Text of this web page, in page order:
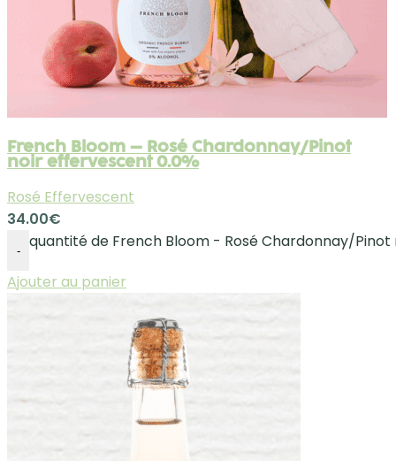
French Bloom – Rosé Chardonnay/Pinot
noir effervescent 0.0%
Rosé Effervescent
34.00€
-
quantité de French Bloom - Rosé Chardonnay/
Ajouter au panier